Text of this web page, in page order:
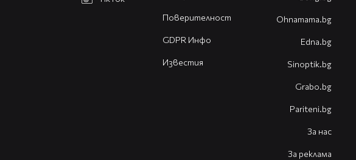
Поверителност
GDPR Инфо
Известия
Оhnamama.bg
Edna.bg
Sinoptik.bg
Grabo.bg
Pariteni.bg
За нас
За реклама